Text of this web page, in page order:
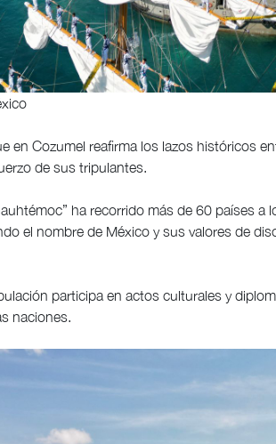
en Cozumel reafirma los lazos históricos
de sus tripulantes.
ha recorrido más de 60 países
el nombre de México y sus valores de
participa en actos culturales y
naciones.